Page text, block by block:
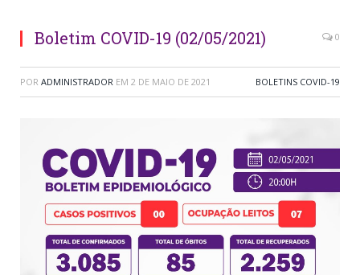
Boletim COVID-19 (02/05/2021) 0
POR ADMINISTRADOR EM 2 DE MAIO DE 2021 BOLETINS COVID-19